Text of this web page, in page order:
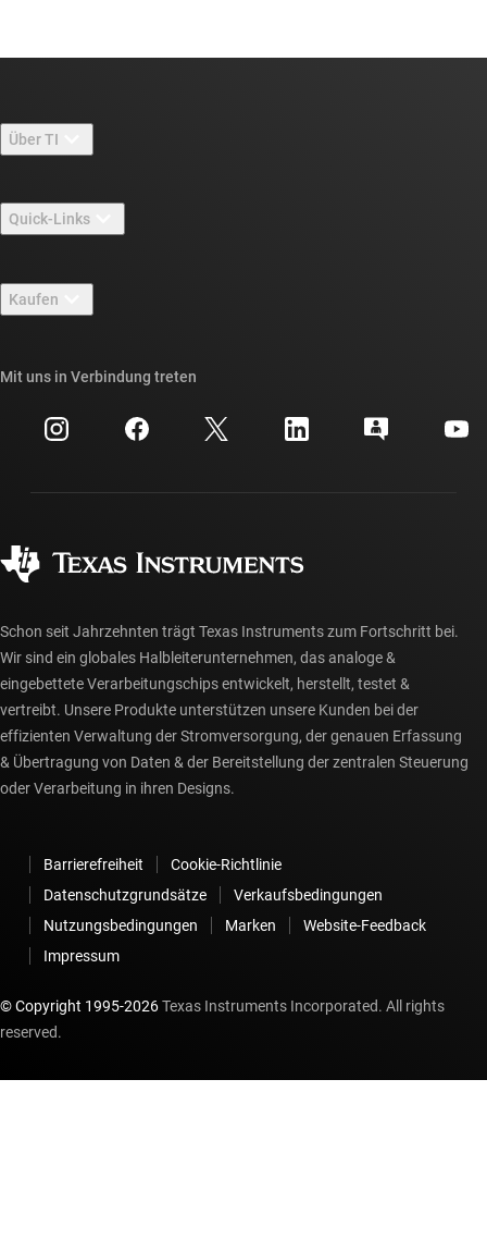
Über TI
Stellenangebote
Newsroom
Veranstaltungen
Investorenbeziehungen
Quick-Links
TI E2E™-Design-Support-Foren
Querverweis-Suche
Kundensupportzentrum
myTI-Konto FAQs
Kaufen
Häufig gestellte Fragen zu Bestellungen
Mit uns in Verbindung treten
Schon seit Jahrzehnten trägt Texas Instruments zum Fortschritt bei.
Wir sind ein globales Halbleiterunternehmen, das analoge &
eingebettete Verarbeitungschips entwickelt, herstellt, testet &
vertreibt. Unsere Produkte unterstützen unsere Kunden bei der
effizienten Verwaltung der Stromversorgung, der genauen Erfassung
& Übertragung von Daten & der Bereitstellung der zentralen Steuerung
oder Verarbeitung in ihren Designs.
Barrierefreiheit
Cookie-Richtlinie
Datenschutzgrundsätze
Verkaufsbedingungen
Nutzungsbedingungen
Marken
Website-Feedback
Impressum
© Copyright 1995-2026Texas Instruments Incorporated. All rights
reserved.